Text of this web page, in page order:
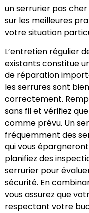
un serrurier pas
sur les meilleures
votre situation
L’entretien régulier
existants constitue
de réparation
les serrures sont
correctement.
sans fil et vérifiez
comme prévu. Un
fréquemment des
qui vous
planifiez des
serrurier pour
sécurité. En
vous assurez que
respectant votre